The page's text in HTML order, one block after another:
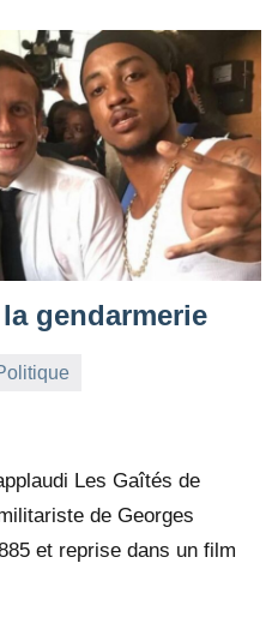
gendarmerie
Les Gaîtés de
de Georges
et reprise dans un film